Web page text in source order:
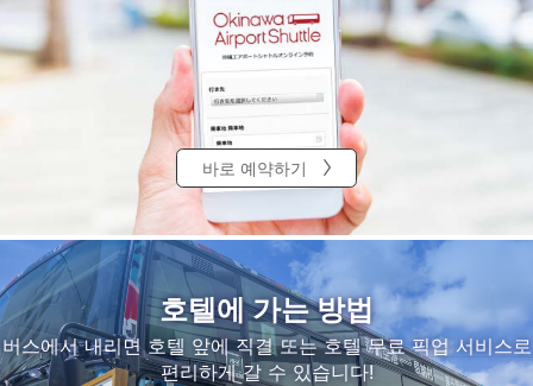
바로 예약하기
호텔에 가는 방법
버스에서 내리면 호텔 앞에 직결 또는 호텔 무료 픽업 서비스로
편리하게 갈 수 있습니다!